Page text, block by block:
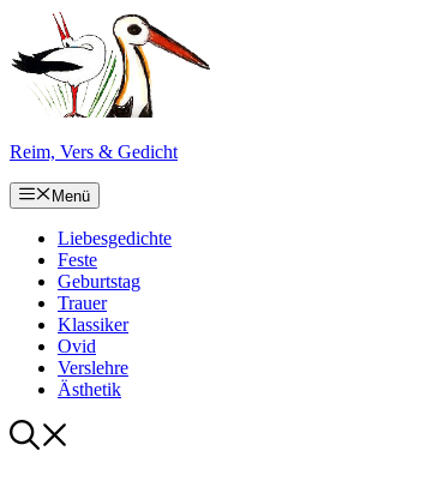
springen
Reim, Vers & Gedicht
Menü
Liebesgedichte
Feste
Geburtstag
Trauer
Klassiker
Ovid
Verslehre
Ästhetik